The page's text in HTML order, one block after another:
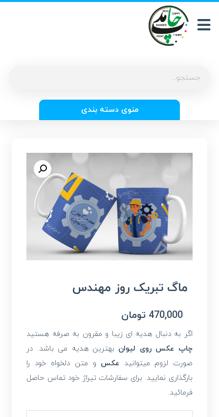
منوی دسته بندی
ماگ تبریک روز مهندس
470,000 تومان
اگر به دنبال هدیه ای زیبا و مقرون به صرفه هستید
چاپ عکس روی لیوان بهترین هدیه می باشد. در
صورت لزوم میتوانید عکس و متن دلخواه خود را
بارگذاری نمایید. برای سفارشات تیراژ خود تماس حاصل
فرمائید.